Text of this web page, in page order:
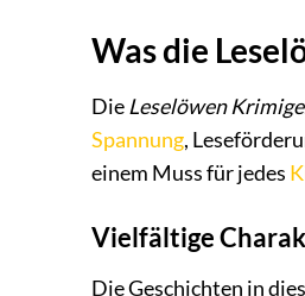
Was die
Die Leselöwen
Spannung,
einem Muss für jedes
Vielfältige
Die Geschichten in